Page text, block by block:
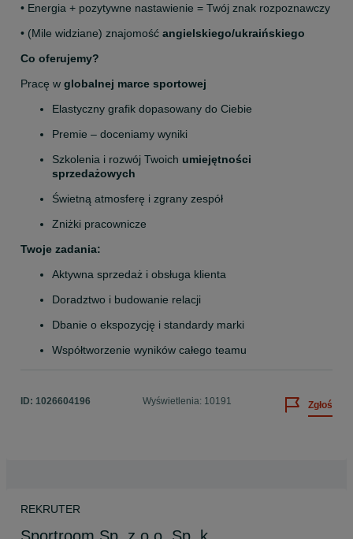
• Energia + pozytywne nastawienie = Twój znak rozpoznawczy
• (Mile widziane) znajomość angielskiego/ukraińskiego
Co oferujemy?
Pracę w globalnej marce sportowej
Elastyczny grafik dopasowany do Ciebie
Premie – doceniamy wyniki
Szkolenia i rozwój Twoich umiejętności
sprzedażowych
Świetną atmosferę i zgrany zespół
Zniżki pracownicze
Twoje zadania:
Aktywna sprzedaż i obsługa klienta
Doradztwo i budowanie relacji
Dbanie o ekspozycję i standardy marki
Współtworzenie wyników całego teamu
ID: 1026604196 Wyświetlenia: 10191 Zgłoś
REKRUTER